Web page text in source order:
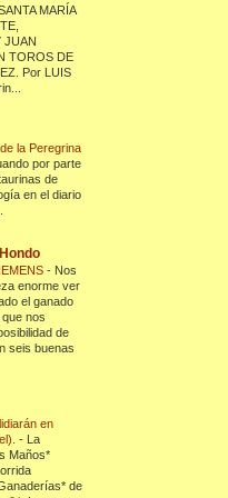
MARÍA
JUAN
TOROS DE
Por LUIS
la Peregrina
por parte
de
en el diario
- Nos
enorme ver
el ganado
nos
de
seis buenas
en
- La
Maños*
de